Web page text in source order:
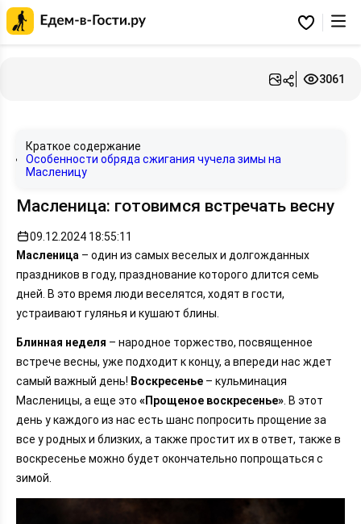
Избранное
3061
Краткое содержание
Особенности обряда сжигания чучела зимы на
Масленицу
Масленица: готовимся встречать весну
09.12.2024 18:55:11
Масленица – один из самых веселых и долгожданных
праздников в году, празднование которого длится семь
дней. В это время люди веселятся, ходят в гости,
устраивают гулянья и кушают блины.
Блинная неделя – народное торжество, посвященное
встрече весны, уже подходит к концу, а впереди нас ждет
самый важный день! Воскресенье – кульминация
Масленицы, а еще это «Прощеное воскресенье» . В этот
день у каждого из нас есть шанс попросить прощение за
все у родных и близких, а также простит их в ответ, также в
воскресенье можно будет окончательно попрощаться с
зимой.